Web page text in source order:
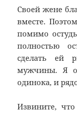
Своей жене
вместе.
помимо
полностью
сделать ей
мужчины. Я
одинока, и
Извините,